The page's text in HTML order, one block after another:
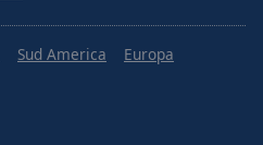
Sud America
Europa